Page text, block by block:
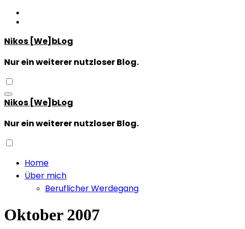
Zum
Inhalt
Nikos [We]bLog
Nur ein weiterer nutzloser Blog.
Nikos [We]bLog
Nur ein weiterer nutzloser Blog.
Home
Über mich
Beruflicher Werdegang
Oktober 2007